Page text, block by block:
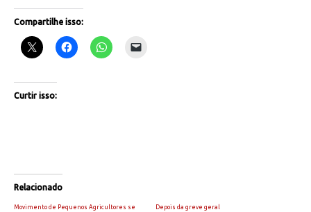
Compartilhe isso:
Curtir isso:
Relacionado
Movimento de Pequenos Agricultores se
Depois da greve geral